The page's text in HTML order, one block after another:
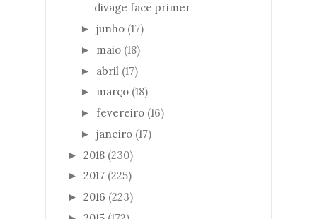
divage face primer
► junho (17)
► maio (18)
► abril (17)
► março (18)
► fevereiro (16)
► janeiro (17)
► 2018 (230)
► 2017 (225)
► 2016 (223)